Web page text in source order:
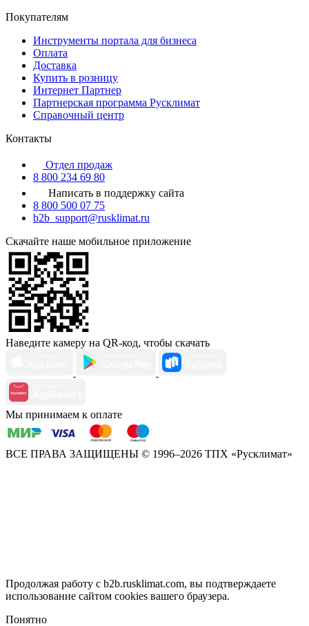
Покупателям
Инструменты портала для бизнеса
Оплата
Доставка
Купить в розницу
Интернет Партнер
Партнерская программа Русклимат
Справочный центр
Контакты
Отдел продаж
8 800 234 69 80
Написать в поддержку сайта
8 800 500 07 75
b2b_support@rusklimat.ru
Скачайте наше мобильное приложение
Наведите камеру на QR-код, чтобы скачать
Мы принимаем к оплате
ВСЕ ПРАВА ЗАЩИЩЕНЫ © 1996–2026 ТПХ «Русклимат»
Продолжая работу с b2b.rusklimat.com, вы подтверждаете
использование сайтом cookies вашего браузера.
Понятно